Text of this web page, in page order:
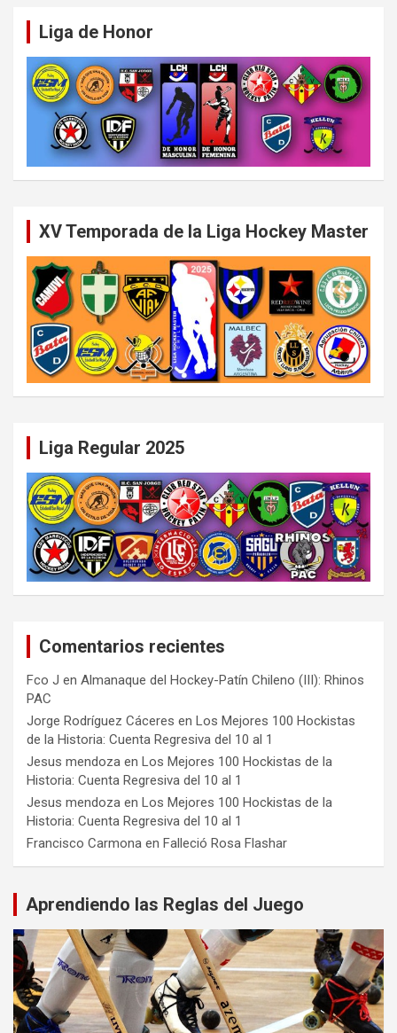
Liga de Honor
XV Temporada de la Liga Hockey Master
Liga Regular 2025
Comentarios recientes
Fco J en Almanaque del Hockey-Patín Chileno (III): Rhinos
PAC
Jorge Rodríguez Cáceres en Los Mejores 100 Hockistas
de la Historia: Cuenta Regresiva del 10 al 1
Jesus mendoza en Los Mejores 100 Hockistas de la
Historia: Cuenta Regresiva del 10 al 1
Jesus mendoza en Los Mejores 100 Hockistas de la
Historia: Cuenta Regresiva del 10 al 1
Francisco Carmona en Falleció Rosa Flashar
Aprendiendo las Reglas del Juego